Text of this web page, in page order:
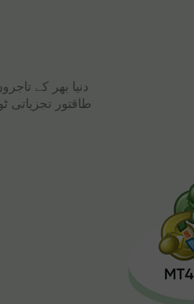
دنیا بھر کے
طاقتور تجزیاتی